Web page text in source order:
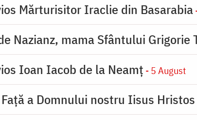
Mărturisitor Iraclie din Basarabia
Nazianz, mama Sfântului Grigorie
Ioan Iacob de la Neamț - 5 August
a Domnului nostru Iisus Hristos